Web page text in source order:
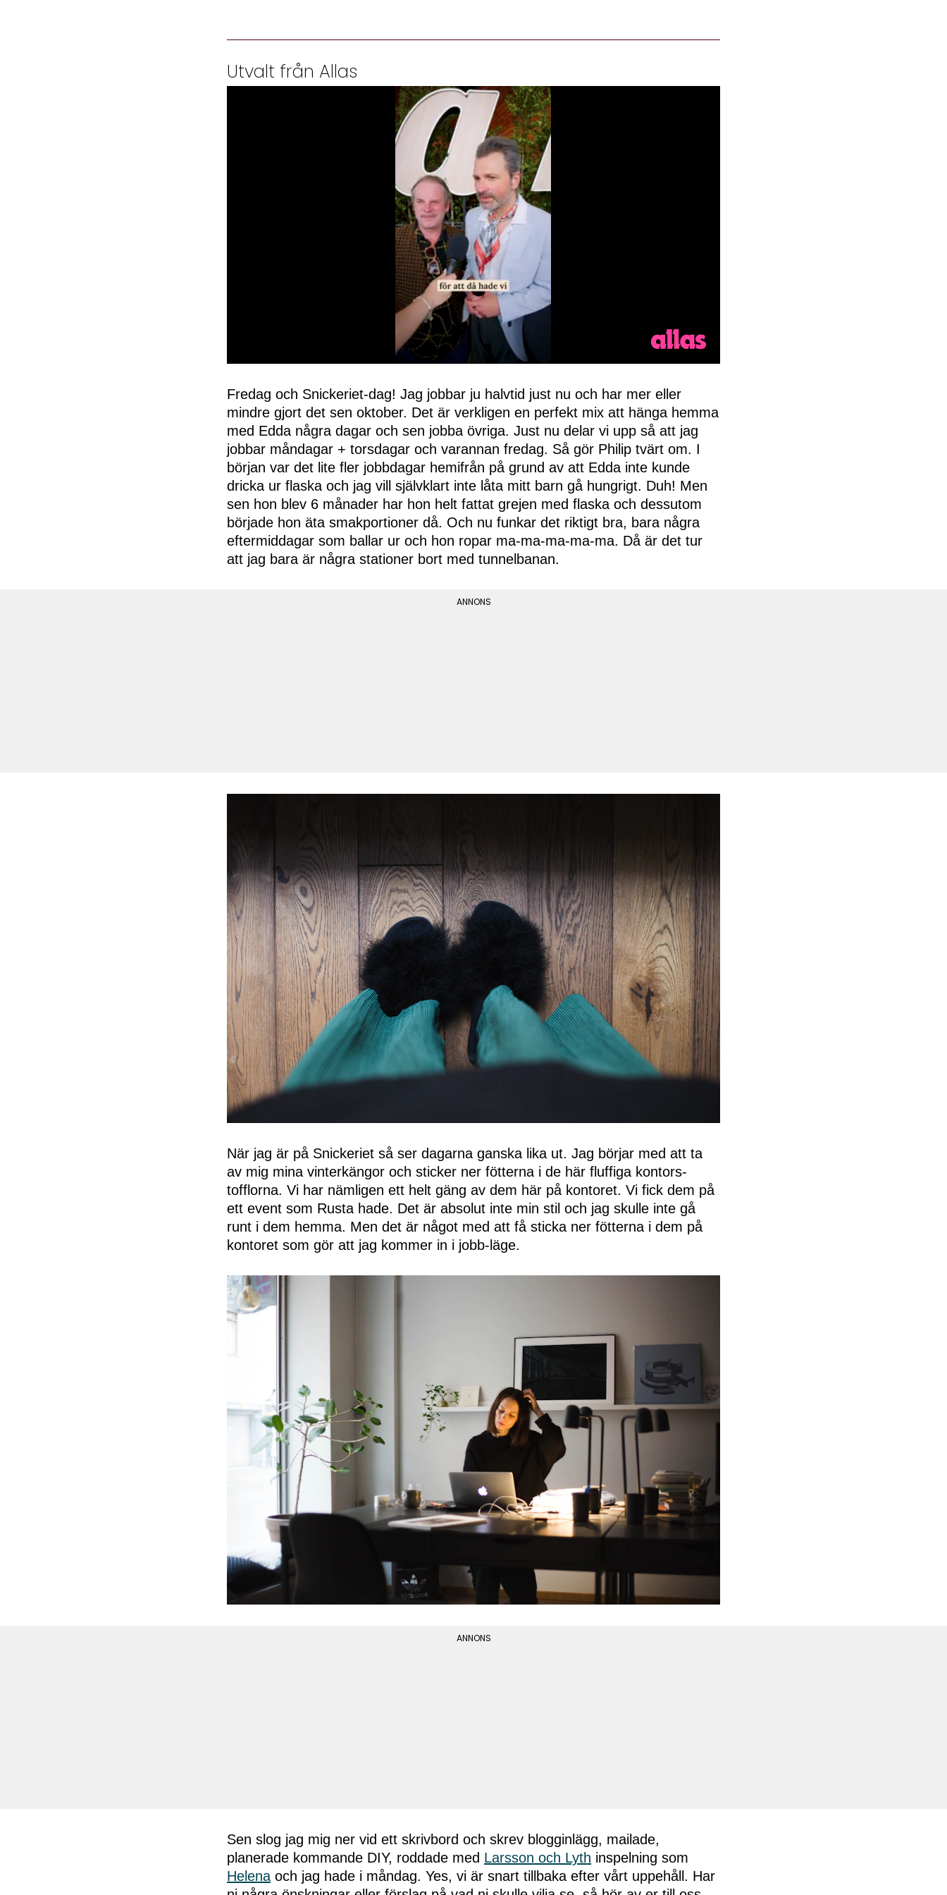
Utvalt från Allas
of
50
secondsVolume
Fredag och Snickeriet-dag! Jag jobbar ju halvtid just nu och har mer eller
mindre gjort det sen oktober. Det är verkligen en perfekt mix att hänga hemma
med Edda några dagar och sen jobba övriga. Just nu delar vi upp så att jag
jobbar måndagar + torsdagar och varannan fredag. Så gör Philip tvärt om. I
början var det lite fler jobbdagar hemifrån på grund av att Edda inte kunde
dricka ur flaska och jag vill självklart inte låta mitt barn gå hungrigt. Duh! Men
sen hon blev 6 månader har hon helt fattat grejen med flaska och dessutom
började hon äta smakportioner då. Och nu funkar det riktigt bra, bara några
eftermiddagar som ballar ur och hon ropar ma-ma-ma-ma-ma. Då är det tur
att jag bara är några stationer bort med tunnelbanan.
När jag är på Snickeriet så ser dagarna ganska lika ut. Jag börjar med att ta
av mig mina vinterkängor och sticker ner fötterna i de här fluffiga kontors-
tofflorna. Vi har nämligen ett helt gäng av dem här på kontoret. Vi fick dem på
ett event som Rusta hade. Det är absolut inte min stil och jag skulle inte gå
runt i dem hemma. Men det är något med att få sticka ner fötterna i dem på
kontoret som gör att jag kommer in i jobb-läge.
Sen slog jag mig ner vid ett skrivbord och skrev blogginlägg, mailade,
planerade kommande DIY, roddade med Larsson och Lyth inspelning som
Helena och jag hade i måndag. Yes, vi är snart tillbaka efter vårt uppehåll. Har